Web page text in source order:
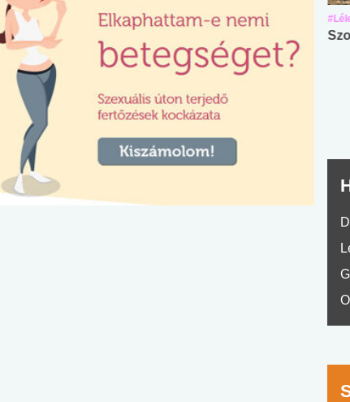
#Suli, munka
Angol középfokú
nyelvvizsga teszt -
No.42
#Suli, munka
teszt